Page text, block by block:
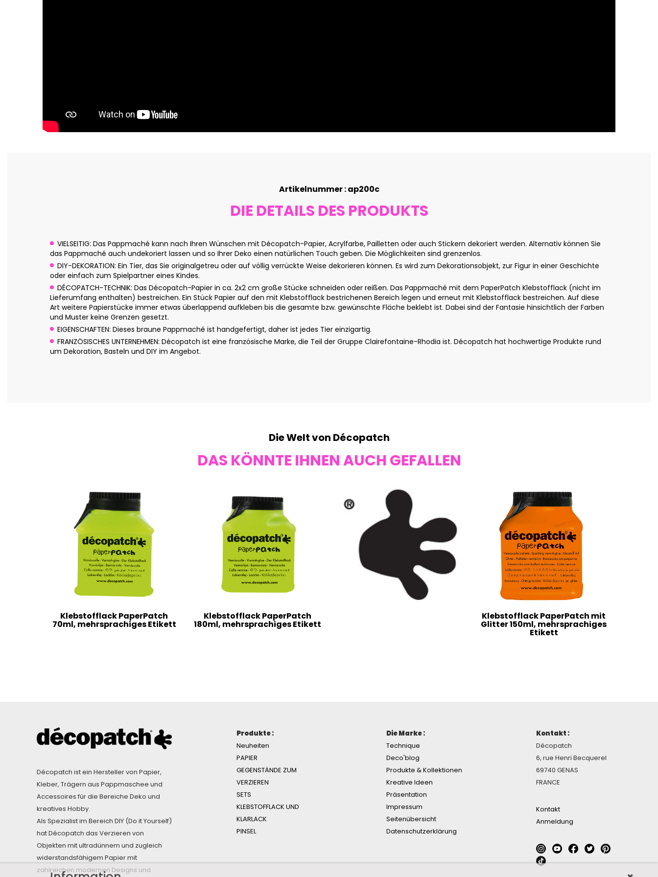
Artikelnummer : ap200c
DIE DETAILS DES PRODUKTS
VIELSEITIG: Das Pappmaché kann nach Ihren Wünschen mit Décopatch-Papier, Acrylfarbe, Pailletten oder auch Stickern dekoriert werden. Alternativ können Sie
das Pappmaché auch undekoriert lassen und so Ihrer Deko einen natürlichen Touch geben. Die Möglichkeiten sind grenzenlos.
DIY-DEKORATION: Ein Tier, das Sie originalgetreu oder auf völlig verrückte Weise dekorieren können. Es wird zum Dekorationsobjekt, zur Figur in einer Geschichte
oder einfach zum Spielpartner eines Kindes.
DÉCOPATCH-TECHNIK: Das Décopatch-Papier in ca. 2x2 cm große Stücke schneiden oder reißen. Das Pappmaché mit dem PaperPatch Klebstofflack (nicht im
Lieferumfang enthalten) bestreichen. Ein Stück Papier auf den mit Klebstofflack bestrichenen Bereich legen und erneut mit Klebstofflack bestreichen. Auf diese
Art weitere Papierstücke immer etwas überlappend aufkleben bis die gesamte bzw. gewünschte Fläche beklebt ist. Dabei sind der Fantasie hinsichtlich der Farben
und Muster keine Grenzen gesetzt.
EIGENSCHAFTEN: Dieses braune Pappmaché ist handgefertigt, daher ist jedes Tier einzigartig.
FRANZÖSISCHES UNTERNEHMEN: Décopatch ist eine französische Marke, die Teil der Gruppe Clairefontaine-Rhodia ist. Décopatch hat hochwertige Produkte rund
um Dekoration, Basteln und DIY im Angebot.
Die Welt von Décopatch
DAS KÖNNTE IHNEN AUCH GEFALLEN
Klebstofflack PaperPatch
70ml, mehrsprachiges Etikett
Klebstofflack PaperPatch
180ml, mehrsprachiges Etikett
Klebstofflack PaperPatch mit
Glitter 150ml, mehrsprachiges
Etikett
Décopatch ist ein Hersteller von Papier,
Kleber, Trägern aus Pappmaschee und
Accessoires für die Bereiche Deko und
kreatives Hobby.
Als Spezialist im Bereich DIY (Do it Yourself)
hat Décopatch das Verzieren von
Objekten mit ultradünnem und zugleich
widerstandsfähigem Papier mit
zahlreichen modernen Designs und
Produkte :
Neuheiten
PAPIER
GEGENSTÄNDE ZUM
VERZIEREN
SETS
KLEBSTOFFLACK UND
KLARLACK
PINSEL
Die Marke :
Technique
Deco'blog
Produkte & Kollektionen
Kreative Ideen
Präsentation
Impressum
Seitenübersicht
Datenschutzerklärung
Kontakt :
Décopatch
6, rue Henri Becquerel
69740 GENAS
FRANCE
Kontakt
Anmeldung